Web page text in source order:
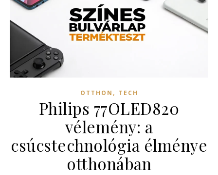
OTTHON , TECH
Philips 77OLED820
vélemény: a
csúcstechnológia élménye
otthonában